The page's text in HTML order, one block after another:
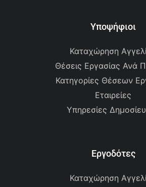
Υποψήφιοι
Καταχώρηση
Θέσεις Εργασίας Ανά
Κατηγορίες Θέσεων
Εταιρείες
Υπηρεσίες
Εργοδότες
Καταχώρηση